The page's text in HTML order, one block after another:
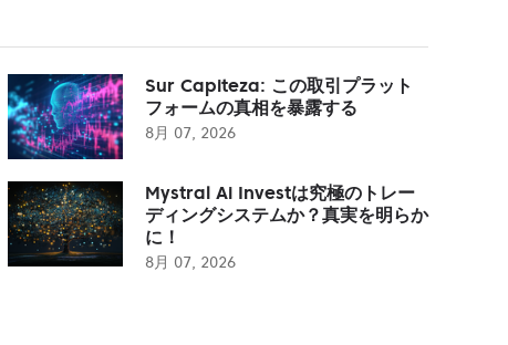
Sur Capiteza: この取引プラット
フォームの真相を暴露する
8月 07, 2026
Mystral Ai Investは究極のトレー
ディングシステムか？真実を明らか
に！
8月 07, 2026